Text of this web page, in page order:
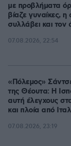
με προβλήματα
βίαζε γυναίκες, η
συλλάβει και
07.08.2026, 22:54
«Πόλεμος»
της Θέουτα: Η
αυτή έλεγχους
και πλοία από
07.08.2026, 23:19